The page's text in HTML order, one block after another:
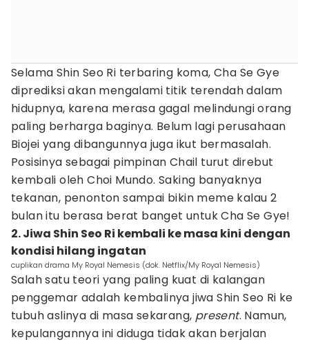
Selama Shin Seo Ri terbaring koma, Cha Se Gye
diprediksi akan mengalami titik terendah dalam
hidupnya, karena merasa gagal melindungi orang
paling berharga baginya. Belum lagi perusahaan
Biojei yang dibangunnya juga ikut bermasalah.
Posisinya sebagai pimpinan Chail turut direbut
kembali oleh Choi Mundo. Saking banyaknya
tekanan, penonton sampai bikin meme kalau 2
bulan itu berasa berat banget untuk Cha Se Gye!
2. Jiwa Shin Seo Ri kembali ke masa kini dengan
kondisi hilang ingatan
cuplikan drama My Royal Nemesis (dok. Netflix/My Royal Nemesis)
Salah satu teori yang paling kuat di kalangan
penggemar adalah kembalinya jiwa Shin Seo Ri ke
tubuh aslinya di masa sekarang, present. Namun,
kepulangannya ini diduga tidak akan berjalan